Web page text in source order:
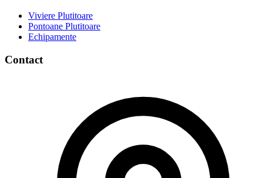
Viviere Plutitoare
Pontoane Plutitoare
Echipamente
Contact